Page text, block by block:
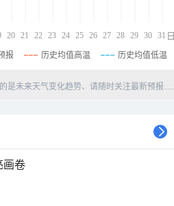
20 21 22 23 24 25 26 27 28 29 30 31 日
报 历史均值高温 历史均值低温
是未来天气变化趋势、请随时关注最新预报.....
画卷